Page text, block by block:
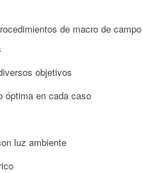
de macro de campo
objetivos
óptima en cada caso
luz ambiente